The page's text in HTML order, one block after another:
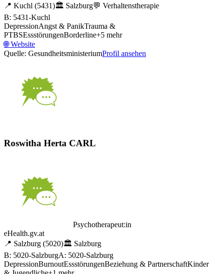
📍 Kuchl (5431)🏛️ Salzburg💬 Verhaltenstherapie
B: 5431-Kuchl
DepressionAngst & PanikTrauma &
PTBSEssstörungenBorderline+5 mehr
🌐Website
Quelle: GesundheitsministeriumProfil ansehen
Roswitha Herta CARL
Psychotherapeut:in
eHealth.gv.at
📍 Salzburg (5020)🏛️ Salzburg
B: 5020-SalzburgA: 5020-Salzburg
DepressionBurnoutEssstörungenBeziehung & PartnerschaftKinder